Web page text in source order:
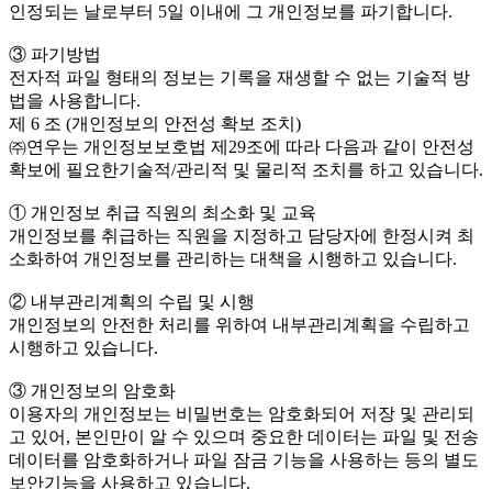
인정되는 날로부터 5일 이내에 그 개인정보를 파기합니다.
③ 파기방법
전자적 파일 형태의 정보는 기록을 재생할 수 없는 기술적 방
법을 사용합니다.
제 6 조 (개인정보의 안전성 확보 조치)
㈜연우는 개인정보보호법 제29조에 따라 다음과 같이 안전성
확보에 필요한기술적/관리적 및 물리적 조치를 하고 있습니다.
① 개인정보 취급 직원의 최소화 및 교육
개인정보를 취급하는 직원을 지정하고 담당자에 한정시켜 최
소화하여 개인정보를 관리하는 대책을 시행하고 있습니다.
② 내부관리계획의 수립 및 시행
개인정보의 안전한 처리를 위하여 내부관리계획을 수립하고
시행하고 있습니다.
③ 개인정보의 암호화
이용자의 개인정보는 비밀번호는 암호화되어 저장 및 관리되
고 있어, 본인만이 알 수 있으며 중요한 데이터는 파일 및 전송
데이터를 암호화하거나 파일 잠금 기능을 사용하는 등의 별도
보안기능을 사용하고 있습니다.